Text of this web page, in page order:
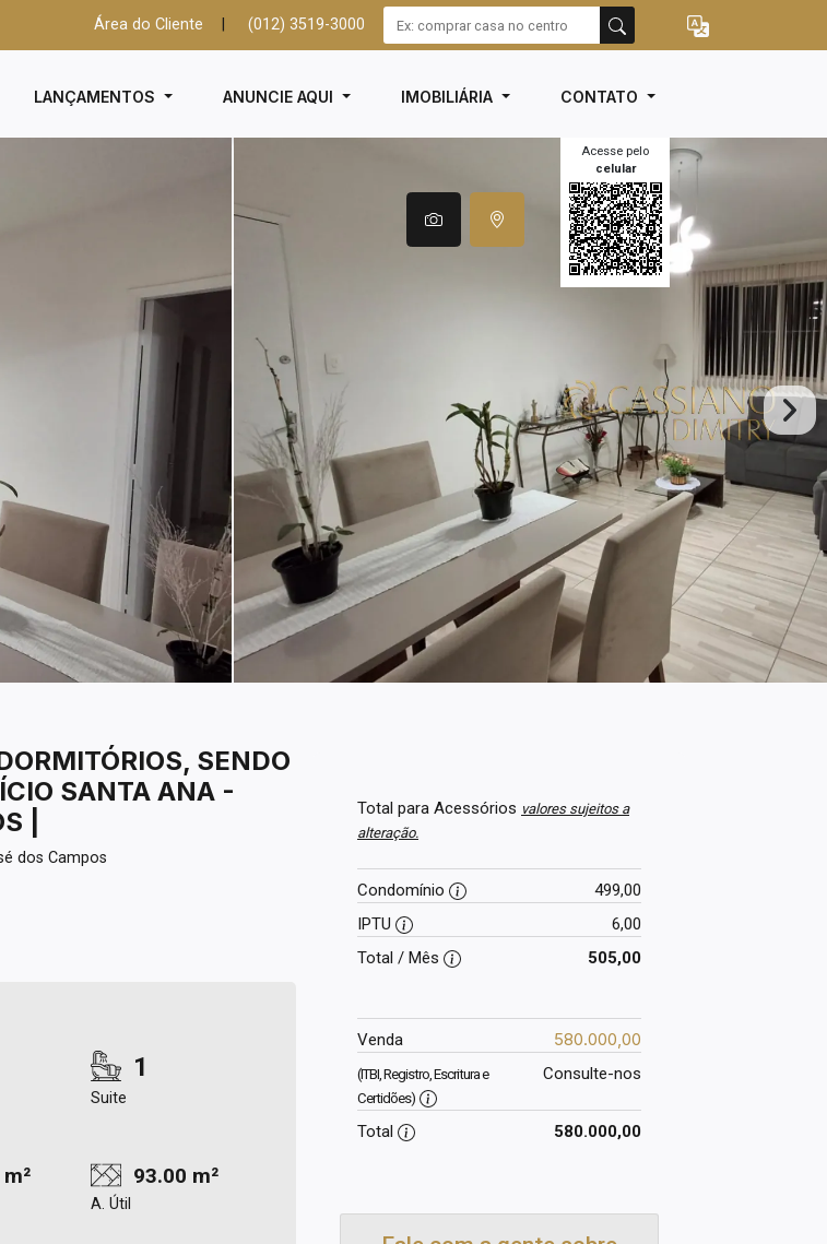
Área do Cliente (012) 3519-3000
LANÇAMENTOS ANUNCIE AQUI IMOBILIÁRIA CONTATO
Acesse pelo
celular
SENDO
SANTA ANA -
|
dos Campos
1
Suite
93.00 m²
A. Útil
Total para Acessórios valores sujeitos a
alteração.
Condomínio
499,00
IPTU
6,00
Total / Mês
505,00
Venda 580.000,00
(ITBI, Registro, Escritura e
Certidões)
Consulte-nos
Total 580.000,00